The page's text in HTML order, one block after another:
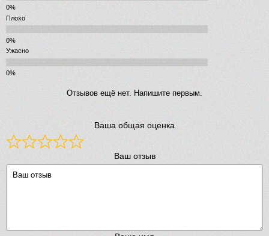
Плохо
Ужасно
Отзывов ещё нет. Напишите первым.
Ваша общая оценка
Ваш отзыв